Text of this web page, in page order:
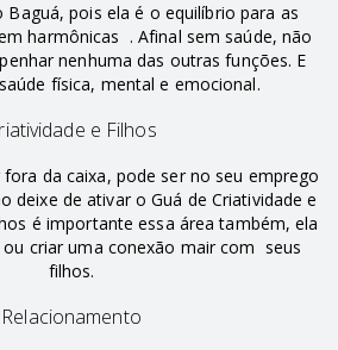
Baguá, pois ela é o equilíbrio para as
harmônicas . Afinal sem saúde, não
nenhuma das outras funções. E
física, mental e emocional.
e Filhos
da caixa, pode ser no seu emprego
deixe de ativar o Guá de Criatividade e
é importante essa área também, ela
criar uma conexão mair com seus
filhos.
Relacionamento